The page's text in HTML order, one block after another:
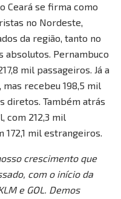
Ceará se firma como
no Nordeste,
da região, tanto no
absolutos. Pernambuco
mil passageiros. Já a
recebeu 198,5 mil
diretos. Também atrás
com 212,3 mil
172,1 mil estrangeiros.
crescimento que
com o início da
e GOL. Demos